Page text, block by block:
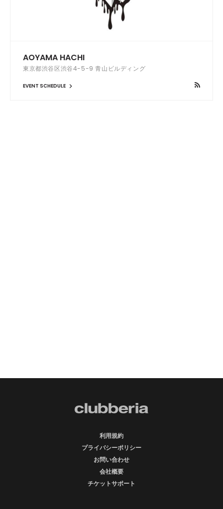
AOYAMA HACHI
東京都渋谷区渋谷4-5-9 青山ビルディング
EVENT SCHEDULE
利用規約
プライバシーポリシー
お問い合わせ
会社概要
チケットサポート